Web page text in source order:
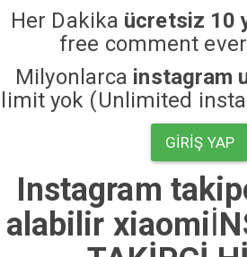
Her Dakika ücretsiz 10
free comment
Milyonlarca instagram
limit yok (Unlimited
GIRIŞ YAP
Instagram
alabilir xiaomiİ